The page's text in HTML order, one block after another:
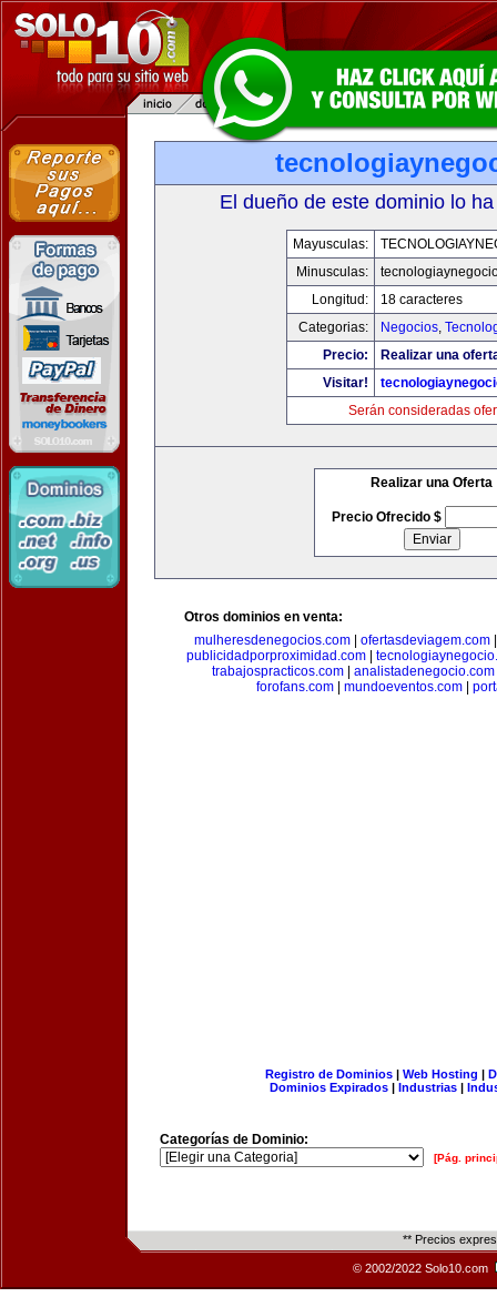
El dueño de este dominio lo
Mayusculas:
Minusculas:
Longitud:
18 caracteres
Categorias:
Negocios,
Precio:
Realizar una
Visitar!
Serán consideradas
Realizar una Oferta
Precio Ofrecido $
Otros dominios en venta:
mulheresdenegocios.com
ofertasdeviagem.com
publicidadporproximidad.com|
trabajospracticos.com| analistadenegocio.com
forofans.com
mundoeventos.com
Registro de Dominios| Web Hosting |
Dominios Expirados | Industrias |
Categorías de Dominio:
[Pág.
** Precios
© 2002/2022 Solo10.com